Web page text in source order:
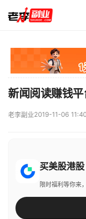
新闻阅读赚钱平
老李副业2019-11-06
买美股港
限时福利等你来